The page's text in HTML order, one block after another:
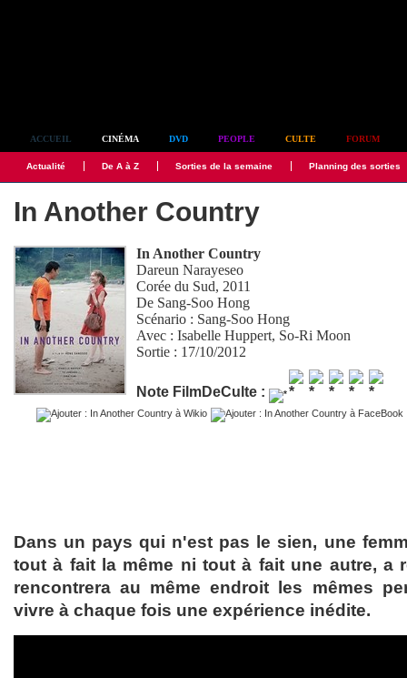
ACCUEIL CINÉMA DVD PEOPLE CULTE FORUM
Actualité De A à Z Sorties de la semaine Planning des sorties
In Another Country
In Another Country
Dareun Narayeseo
Corée du Sud, 2011
De Sang-Soo Hong
Scénario : Sang-Soo Hong
Avec :Isabelle Huppert, So-Ri Moon
Sortie : 17/10/2012
Note FilmDeCulte :
Dans un pays qui n'est pas le sien, une
tout à fait la même ni tout à fait une autre, a
rencontrera au même endroit les mêmes
vivre à chaque fois une expérience inédite.